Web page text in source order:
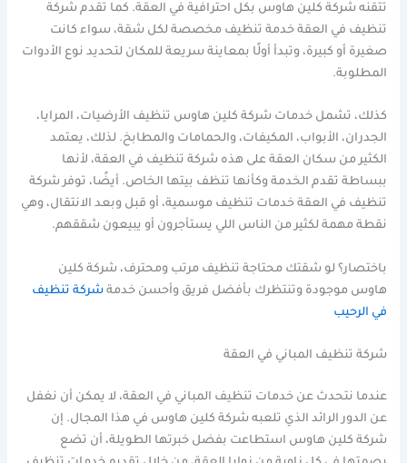
تتقنه شركة كلين هاوس بكل احترافية في العقة. كما تقدم شركة
تنظيف في العقة خدمة تنظيف مخصصة لكل شقة، سواء كانت
صغيرة أو كبيرة، وتبدأ أولًا بمعاينة سريعة للمكان لتحديد نوع الأدوات
المطلوبة.
كذلك، تشمل خدمات شركة كلين هاوس تنظيف الأرضيات، المرايا،
الجدران، الأبواب، المكيفات، والحمامات والمطابخ. لذلك، يعتمد
الكثير من سكان العقة على هذه شركة تنظيف في العقة، لأنها
ببساطة تقدم الخدمة وكأنها تنظف بيتها الخاص. أيضًا، توفر شركة
تنظيف في العقة خدمات تنظيف موسمية، أو قبل وبعد الانتقال، وهي
نقطة مهمة لكثير من الناس اللي يستأجرون أو يبيعون شققهم.
باختصار؟ لو شقتك محتاجة تنظيف مرتب ومحترف، شركة كلين
هاوس موجودة وتنتظرك بأفضل فريق وأحسن خدمةشركة تنظيف
في الرحيب
شركة تنظيف المباني في العقة
عندما نتحدث عن خدمات تنظيف المباني في العقة، لا يمكن أن نغفل
عن الدور الرائد الذي تلعبه شركة كلين هاوس في هذا المجال. إن
شركة كلين هاوس استطاعت بفضل خبرتها الطويلة، أن تضع